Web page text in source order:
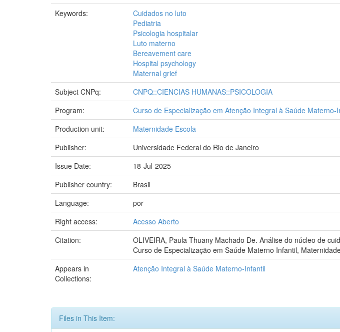
Keywords:
Cuidados no luto
Pediatria
Psicologia hospitalar
Luto materno
Bereavement care
Hospital psychology
Maternal grief
Subject CNPq:
CNPQ::CIENCIAS HUMANAS::PSICOLOGIA
Program:
Curso de Especialização em Atenção Integral à Saúde Materno-
Production unit:
Maternidade Escola
Publisher:
Universidade Federal do Rio de Janeiro
Issue Date:
18-Jul-2025
Publisher country:
Brasil
Language:
por
Right access:
Acesso Aberto
Citation:
OLIVEIRA, Paula Thuany Machado De. Análise do núcleo de
Curso de Especialização em Saúde Materno Infantil,
Appears in
Collections:
Atenção Integral à Saúde Materno-Infantil
Files in This Item: